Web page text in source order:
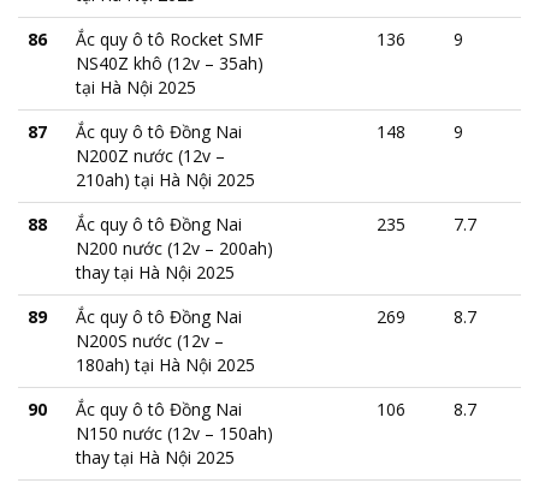
86
Ắc quy ô tô Rocket SMF
NS40Z khô (12v – 35ah)
tại Hà Nội 2025
136 9
87
Ắc quy ô tô Đồng Nai
N200Z nước (12v –
210ah) tại Hà Nội 2025
148 9
88
Ắc quy ô tô Đồng Nai
N200 nước (12v – 200ah)
thay tại Hà Nội 2025
235 7.7
89
Ắc quy ô tô Đồng Nai
N200S nước (12v –
180ah) tại Hà Nội 2025
269 8.7
90
Ắc quy ô tô Đồng Nai
N150 nước (12v – 150ah)
thay tại Hà Nội 2025
106 8.7